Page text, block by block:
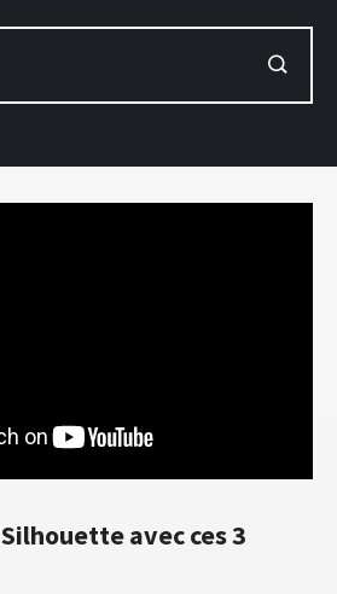
avec ces 3